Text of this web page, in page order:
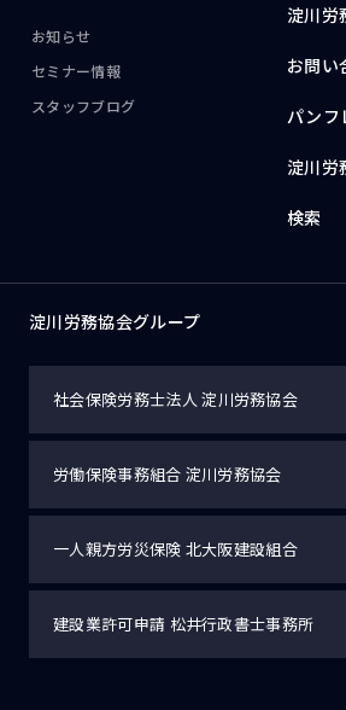
お知らせ
セミナー情報
スタッフブログ
淀川労
お問い
パンフ
淀川労
検索
淀川労務協会グループ
社会保険労務士法人淀川労務協会
労働保険事務組合 淀川労務協会
一人親方労災保険 北大阪建設組合
建設業許可申請 松井行政書士事務所